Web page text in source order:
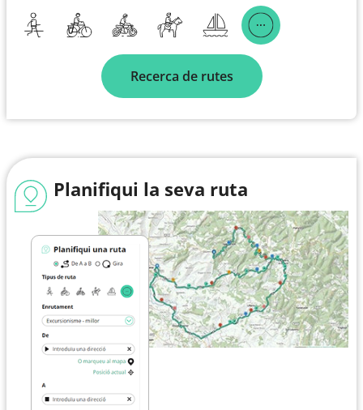
Recerca de rutes
Planifiqui la seva ruta